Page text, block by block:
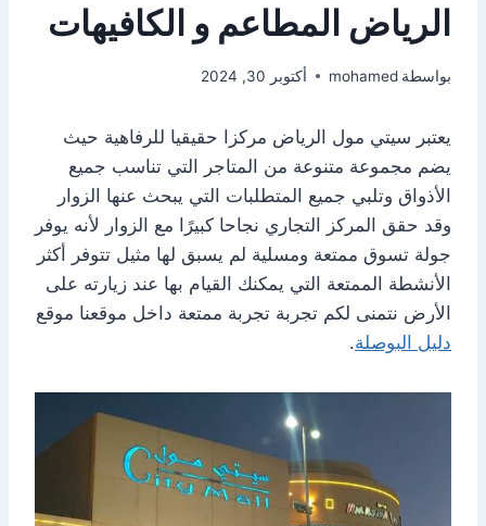
الرياض المطاعم و الكافيهات
بواسطة mohamed أكتوبر 30, 2024
يعتبر سيتي مول الرياض مركزا حقيقيا للرفاهية حيث
يضم مجموعة متنوعة من المتاجر التي تناسب جميع
الأذواق وتلبي جميع المتطلبات التي يبحث عنها الزوار
وقد حقق المركز التجاري نجاحا كبيرًا مع الزوار لأنه يوفر
جولة تسوق ممتعة ومسلية لم يسبق لها مثيل تتوفر أكثر
الأنشطة الممتعة التي يمكنك القيام بها عند زيارته على
الأرض نتمنى لكم تجربة تجربة ممتعة داخل موقعنا موقع
دليل البوصلة.